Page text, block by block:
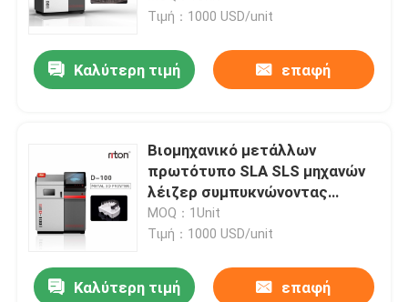
τιτάνιο
Τιμή：1000 USD/unit
Καλύτερη τιμή επαφή
Βιομηχανικό μετάλλων
πρωτότυπο SLA SLS μηχανών
λέιζερ συμπυκνώνοντας
εκλεκτικό
MOQ：1Unit
Τιμή：1000 USD/unit
Καλύτερη τιμή επαφή